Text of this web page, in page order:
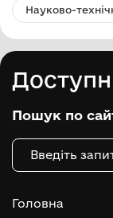
Науково-
Пошук по
Головна